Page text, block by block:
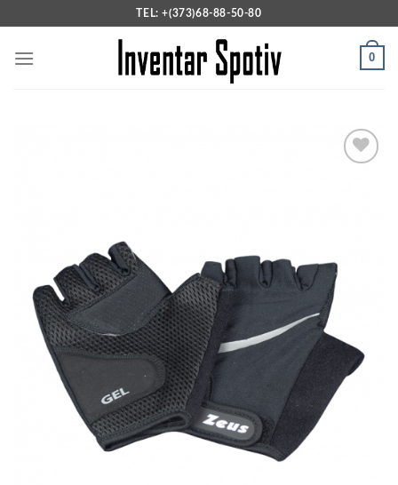
content
TEL: +(373)68-88-50-80
0